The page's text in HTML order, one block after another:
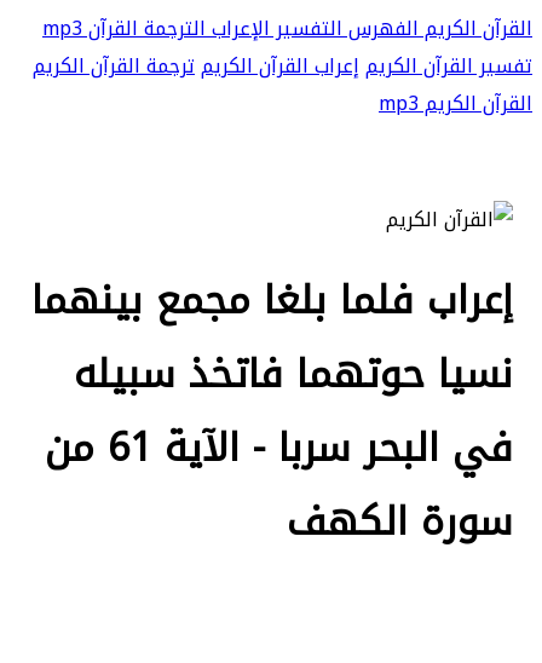
القرآن الكريمالفهرسالتفسيرالإعرابالترجمةالقرآن mp3
تفسير القرآن الكريمإعراب القرآن الكريمترجمة القرآن الكريم
القرآن الكريم mp3
إعراب فلما بلغا مجمع بينهما
نسيا حوتهما فاتخذ سبيله
في البحر سربا - الآية 61 من
سورة الكهف